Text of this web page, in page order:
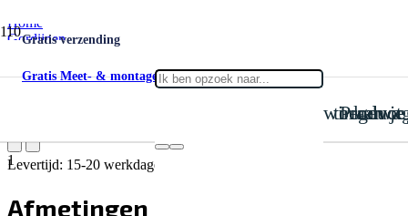
Gratis verzending
Gratis Meet- & montageservice
Product
is toegevoegd aan je
Home
Gordijnen
Vitrage Megavoil Mega Voil 01
Levertijd: 15-20 werkdagen
1
Afmetingen